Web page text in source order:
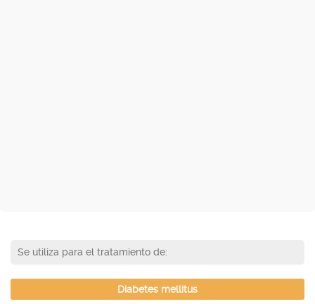
Se utiliza para el tratamiento de:
Diabetes mellitus